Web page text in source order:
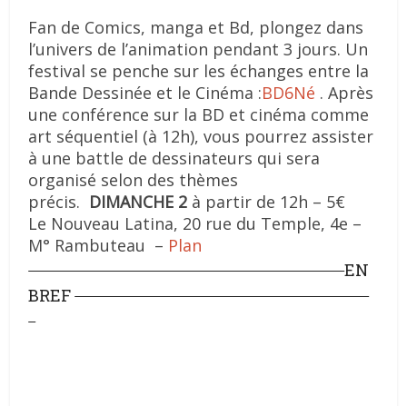
Fan de Comics, manga et Bd, plongez dans
l’univers de l’animation pendant 3 jours. Un
festival se penche sur les échanges entre la
Bande Dessinée et le Cinéma :BD6Né . Après
une conférence sur la BD et cinéma comme
art séquentiel (à 12h), vous pourrez assister
à une battle de dessinateurs qui sera
organisé selon des thèmes
précis. DIMANCHE 2 à partir de 12h – 5€
Le Nouveau Latina, 20 rue du Temple, 4e –
M° Rambuteau – Plan
EN
BREF